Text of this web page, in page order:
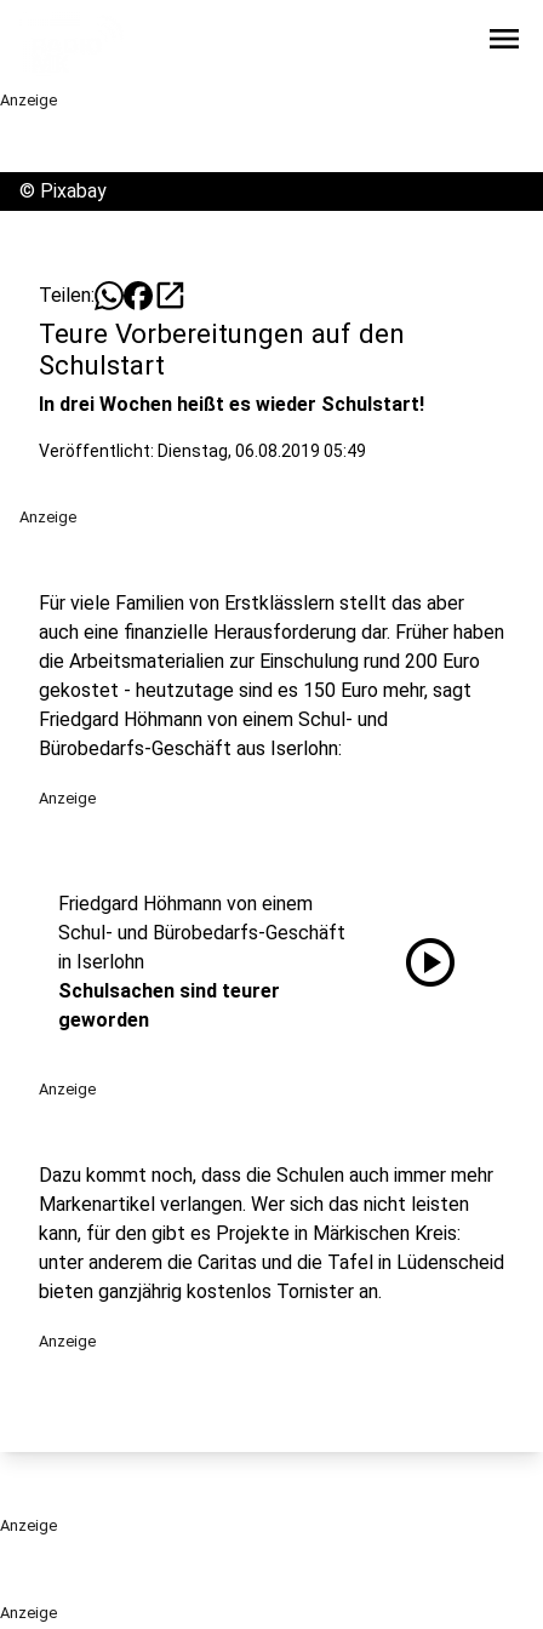
menu
Anzeige
Anzeige
© Pixabay
Teilen: open_in_new
Teure Vorbereitungen auf den
Schulstart
In drei Wochen heißt es wieder Schulstart!
Veröffentlicht: Dienstag, 06.08.2019 05:49
Anzeige
Für viele Familien von Erstklässlern stellt das aber
auch eine finanzielle Herausforderung dar. Früher haben
die Arbeitsmaterialien zur Einschulung rund 200 Euro
gekostet - heutzutage sind es 150 Euro mehr, sagt
Friedgard Höhmann von einem Schul- und
Bürobedarfs-Geschäft aus Iserlohn:
Anzeige
Friedgard Höhmann von einem
Schul- und Bürobedarfs-Geschäft
in Iserlohn
Schulsachen sind teurer
geworden
play_circle
Anzeige
Dazu kommt noch, dass die Schulen auch immer mehr
Markenartikel verlangen. Wer sich das nicht leisten
kann, für den gibt es Projekte in Märkischen Kreis:
unter anderem die Caritas und die Tafel in Lüdenscheid
bieten ganzjährig kostenlos Tornister an.
Anzeige
Anzeige